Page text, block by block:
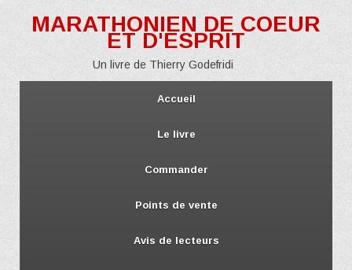
MARATHONIEN DE COEUR
ET D'ESPRIT
Un livre de Thierry Godefridi
Accueil
Le livre
Commander
Points de vente
Avis de lecteurs